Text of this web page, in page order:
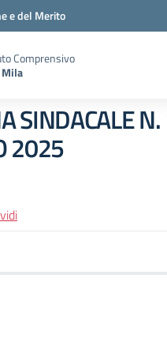
e del Merito
Comprensivo
Mila
SINDACALE
2025